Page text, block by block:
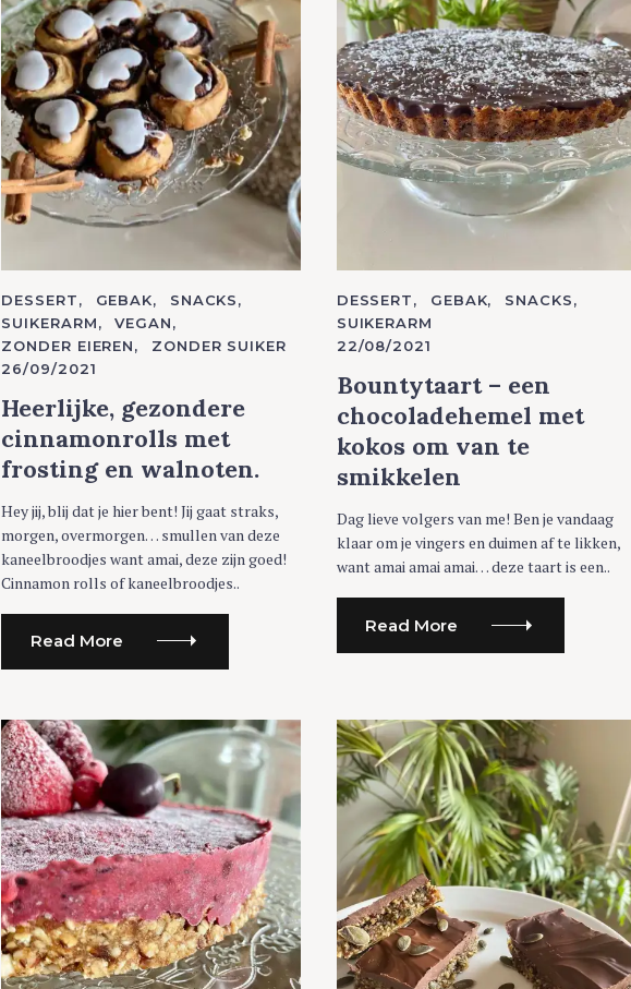
C
A
T
E
G
O
I
E
S
DESSERT GEBAK
SNACKS
SUIKERARM
VEGAN
ZONDER EIEREN
ZONDER SUIKER
26/09/2021
Heerlijke, gezondere
cinnamonrolls met
frosting en walnoten.
Hey jij, blij dat je hier bent! Jij gaat straks,
morgen, overmorgen… smullen van deze
kaneelbroodjes want amai, deze zijn goed!
Cinnamon rolls of kaneelbroodjes..
Read More
C
A
T
E
O
R
E
S
DESSERT GEBAK
SNACKS
SUIKERARM
22/08/2021
Bountytaart – een
chocoladehemel met
kokos om van te
smikkelen
Dag lieve volgers van me! Ben je vandaag
klaar om je vingers en duimen af te likken,
want amai amai amai… deze taart is een..
Read More
Press Esc to cancel.